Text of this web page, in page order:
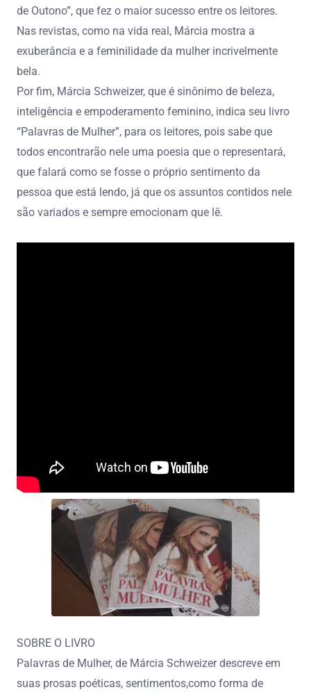
de Outono”, que fez o maior sucesso entre os leitores.
Nas revistas, como na vida real, Márcia mostra a
exuberância e a feminilidade da mulher incrivelmente
bela.
Por fim, Márcia Schweizer, que é sinônimo de beleza,
inteligência e empoderamento feminino, indica seu livro
“Palavras de Mulher”, para os leitores, pois sabe que
todos encontrarão nele uma poesia que o representará,
que falará como se fosse o próprio sentimento da
pessoa que está lendo, já que os assuntos contidos nele
são variados e sempre emocionam que lê.
SOBRE O LIVRO
Palavras de Mulher, de Márcia Schweizer descreve em
suas prosas poéticas, sentimentos,como forma de